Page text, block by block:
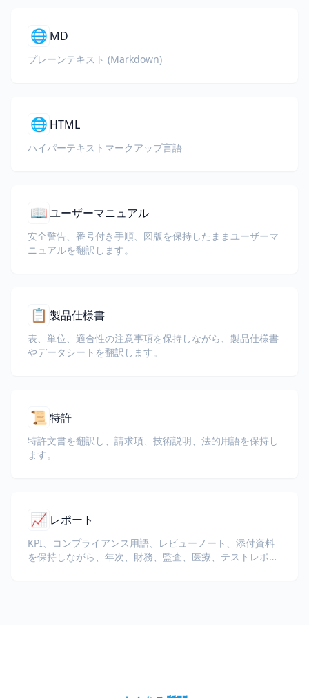
🌐 MD
プレーンテキスト (Markdown)
🌐 HTML
ハイパーテキストマークアップ言語
📖ユーザーマニュアル
安全警告、番号付き手順、図版を保持したままユーザーマ
ニュアルを翻訳します。
📋 製品仕様書
表、単位、適合性の注意事項を保持しながら、製品仕様書
やデータシートを翻訳します。
📜 特許
特許文書を翻訳し、請求項、技術説明、法的用語を保持し
ます。
📈 レポート
KPI、コンプライアンス用語、レビューノート、添付資料
を保持しながら、年次、財務、監査、医療、テストレポー